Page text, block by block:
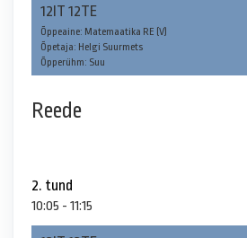
12IT 12TE
Õppeaine: Matemaatika RE (V)
Õpetaja: Helgi Suurmets
Õpperühm: Suu
Reede
2. tund
10:05 - 11:15